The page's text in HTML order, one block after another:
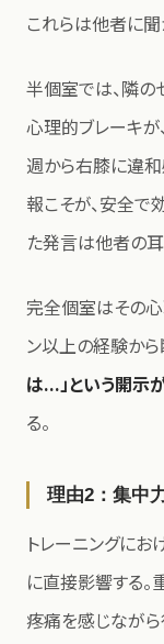
これらは他者に聞
半個室では、隣の
心理的ブレーキが
週から右膝に違和
報こそが、安全で
た発言は他者の
完全個室はその
ン以上の経験から
は...」という開示
る。
理由2：集中
トレーニングにお
に直接影響する。
疼痛を感じなが